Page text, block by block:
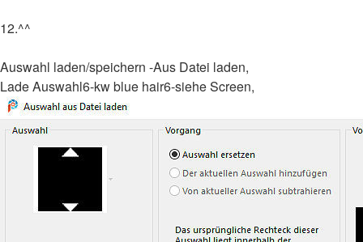
12.^^
Auswahl laden/speichern -Aus Datei laden,
Lade Auswahl6-kw blue hair6-siehe Screen,